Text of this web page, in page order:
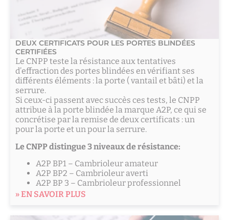
DEUX CERTIFICATS POUR LES PORTES BLINDÉES
CERTIFIÉES
Le CNPP teste la résistance aux tentatives
d’effraction des portes blindées en vérifiant ses
différents éléments : la porte ( vantail et bâti) et la
serrure.
Si ceux-ci passent avec succès ces tests, le CNPP
attribue à la porte blindée la marque A2P, ce qui se
concrétise par la remise de deux certificats : un
pour la porte et un pour la serrure.
Le CNPP distingue 3 niveaux de résistance:
A2P BP1 – Cambrioleur amateur
A2P BP2 – Cambrioleur averti
A2P BP 3 – Cambrioleur professionnel
» EN SAVOIR PLUS